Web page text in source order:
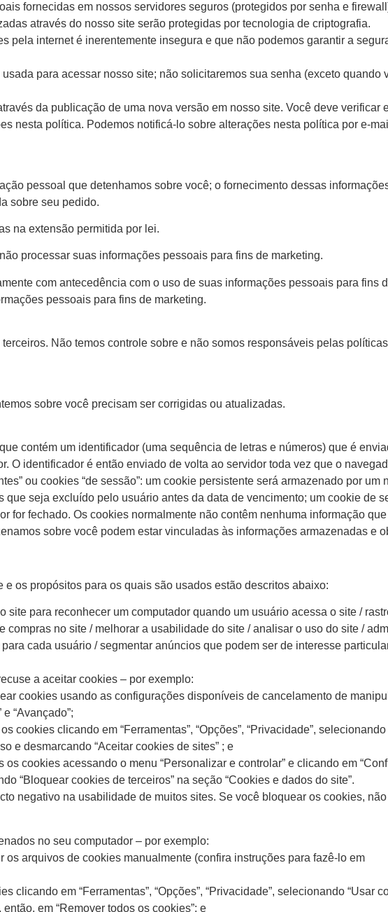
fornecidas em nossos servidores seguros (protegidos por senha e
através do nosso site serão protegidas por tecnologia de criptografia.
pela internet é inerentemente insegura e que não podemos garantir a
para acessar nosso site; não solicitaremos sua senha (exceto quando
da publicação de uma nova versão em nosso site. Você deve verificar
nesta política. Podemos notificá-lo sobre alterações nesta política por e-
pessoal que detenhamos sobre você; o fornecimento dessas
sobre seu pedido.
na extensão permitida por lei.
processar suas informações pessoais para fins de marketing.
com antecedência com o uso de suas informações pessoais para fins
pessoais para fins de marketing.
Não temos controle sobre e não somos responsáveis pelas
sobre você precisam ser corrigidas ou atualizadas.
contém um identificador (uma sequência de letras e números) que é
O identificador é então enviado de volta ao servidor toda vez que o
ou cookies “de sessão”: um cookie persistente será armazenado por um
seja excluído pelo usuário antes da data de vencimento; um cookie de
for fechado. Os cookies normalmente não contêm nenhuma informação
sobre você podem estar vinculadas às informações armazenadas e
os propósitos para os quais são usados estão descritos abaixo:
site para reconhecer um computador quando um usuário acessa o site /
compras no site / melhorar a usabilidade do site / analisar o uso do site /
cada usuário / segmentar anúncios que podem ser de interesse
a aceitar cookies – por exemplo:
cookies usando as configurações disponíveis de cancelamento de
e “Avançado”;
cookies clicando em “Ferramentas”, “Opções”, “Privacidade”,
e desmarcando “Aceitar cookies de sites” ; e
cookies acessando o menu “Personalizar e controlar” e clicando em
“Bloquear cookies de terceiros” na seção “Cookies e dados do site”.
negativo na usabilidade de muitos sites. Se você bloquear os cookies,
no seu computador – por exemplo:
os arquivos de cookies manualmente (confira instruções para fazê-lo em
clicando em “Ferramentas”, “Opções”, “Privacidade”, selecionando “Usar
em “Remover todos os cookies”; e